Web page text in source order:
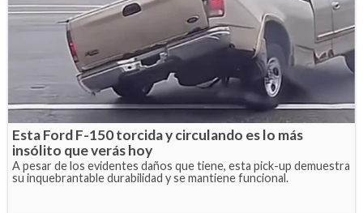
Esta Ford F-150 torcida y circulando es lo más
insólito que verás hoy
A pesar de los evidentes daños que tiene, esta pick-up demuestra
su inquebrantable durabilidad y se mantiene funcional.